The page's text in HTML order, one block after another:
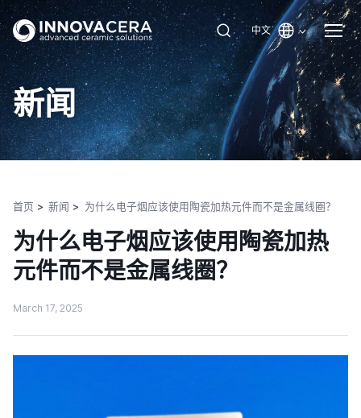
中文
新闻
首页 新闻 为什么电子烟应该使用陶瓷加热元件而不是金属线圈？
为什么电子烟应该使用陶瓷加热
元件而不是金属线圈？
March 17, 2025